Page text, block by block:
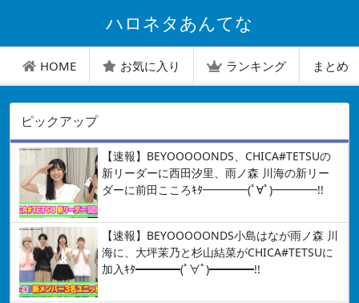
ハロネタあんてな
HOME お気に入り ランキング まとめ
ピックアップ
【速報】BEYOOOOONDS、CHICA#TETSUの
新リーダーに西田汐里、雨ノ森 川海の新リー
ダーに前田こころｷﾀ━━━━(ﾟ∀ﾟ)━━━━!!
【速報】BEYOOOOONDS小島はなが雨ノ森 川
海に、大坪茉乃と杉山結菜がCHICA#TETSUに
加入ｷﾀ━━━━(ﾟ∀ﾟ)━━━━!!